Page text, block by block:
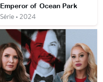
Emperor of Ocean Park
Série • 2024